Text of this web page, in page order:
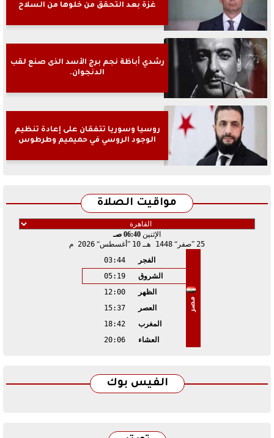
غزة بعد التحقق من خلوها من السلاح
رشدي أباظة نجم برج الأسد الذى صنع لقب
الدنجوان.
روسيا وسوريا تتفقان على إعادة تنظيم
الوجود الروسي في حميميم وطرطوس
مواقيت الصلاة
الإثنين 06:40 صـ
25
صفر 1448 هـ 10 أغسطس 2026 م
مصر
الفجر
03:44
الشروق
05:19
الظهر
12:00
العصر
15:37
المغرب
18:42
العشاء
20:06
الفيس بوك